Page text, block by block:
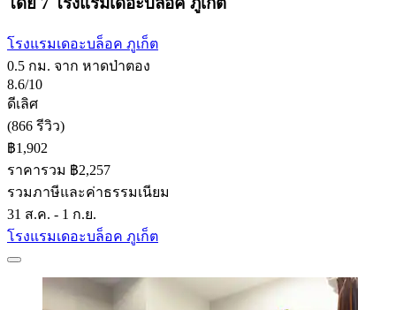
โรงแรมเดอะบล็อค ภูเก็ต
0.5 กม. จาก หาดป่าตอง
8.6/10
ดีเลิศ
(866 รีวิว)
฿1,902
ราคารวม ฿2,257
รวมภาษีและค่าธรรมเนียม
31 ส.ค. - 1 ก.ย.
โรงแรมเดอะบล็อค ภูเก็ต